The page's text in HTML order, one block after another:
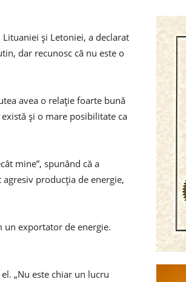
și Letoniei, a declarat
dar recunosc că nu este o
avea o relație foarte bună
și o mare posibilitate ca
mine”, spunând că a
producția de energie,
un exportator de energie.
„Nu este chiar un lucru